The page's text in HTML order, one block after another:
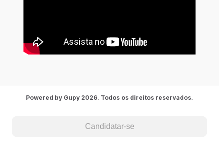
Candidatar-se
Powered by Gupy 2026. Todos os direitos reservados.